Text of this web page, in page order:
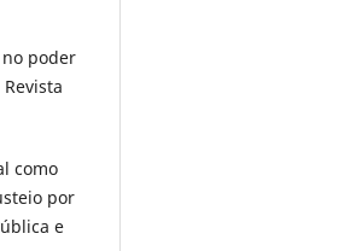
no poder
como
por
e